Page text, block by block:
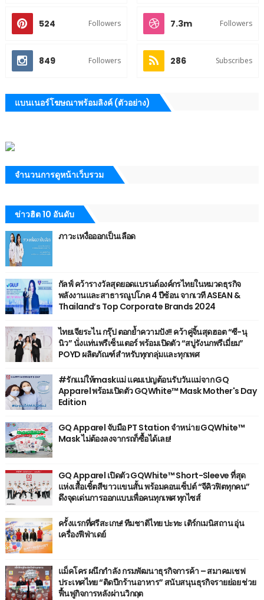
524 Followers 7.3m Followers
849 Followers 286 Subscribes
แบนเนอร์โฆษณาพร้อมลิงค์ (ตัวอย่าง)
จำนวนการดูหน้าเว็บรวม
ข่าวฮิต 10 อันดับ
ภาวะเหงื่อออกเป็นเลือด
กัลฟ์ คว้ารางวัลสุดยอดแบรนด์องค์กรไทยในหมวดธุรกิจ
พลังงานและสาธารณูปโภค 4 ปีซ้อน จากเวที ASEAN &
Thailand’s Top Corporate Brands 2024
ไทยเจียระไน กรุ๊ป ตอกย้ำความปัง!! คว้าคู่จิ้นสุดฮอต “ซี-นุ
นิว” นั่งแท่นพรีเซ็นเตอร์ พร้อมเปิดตัว “สบู่รังนกพรีเมี่ยม”
POYD ผลิตภัณฑ์สำหรับทุกกลุ่มและทุกเพศ
#รักแม่ให้maskแม่ แคมเปญต้อนรับวันแม่จาก GQ
Apparel พร้อมเปิดตัว GQWhite™ Mask Mother's Day
Edition
GQ Apparel จับมือ PT Station จำหน่าย GQWhite™
Mask ไม่ต้องลงจากรถก็ซื้อได้เลย!
GQ Apparel เปิดตัว GQWhite™ Short-Sleeve ที่สุด
แห่งเสื้อเชิ้ตสีขาวแขนสั้น พร้อมคอนเซ็ปต์ “จีคิวฟิตทุกคน”
ดึงจุดเด่นการออกแบบเพื่อคนทุกเพศ ทุกไซส์
ครั้งแรกที่ศรีสะเกษ! ทีมชาติไทย ปะทะ เติร์กเมนิสถาน อุ่น
เครื่องฟีฟ่าเดย์
แม็คโคร ผนึกกำลัง กรมพัฒนาธุรกิจการค้า – สมาคมเชฟ
ประเทศไทย “ติดปีกร้านอาหาร” สนับสนุนธุรกิจรายย่อย ช่วย
ฟื้นฟูกิจการหลังผ่านวิกฤต